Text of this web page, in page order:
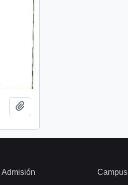
Admisión Campus